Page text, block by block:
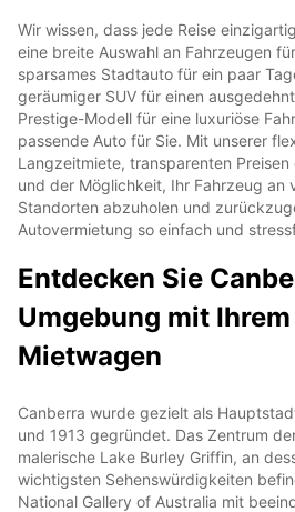
Wir wissen, dass jede Reise
eine breite Auswahl an Fahrzeugen
sparsames Stadtauto für ein paar
geräumiger SUV für einen
Prestige-Modell für eine luxuriöse
passende Auto für Sie. Mit unserer
Langzeitmiete, transparenten
und der Möglichkeit, Ihr Fahrzeug an
Standorten abzuholen und
Autovermietung so einfach und
Entdecken Sie
Umgebung mit
Mietwagen
Canberra wurde gezielt als
und 1913 gegründet. Das Zentrum
malerische Lake Burley Griffin, an
wichtigsten Sehenswürdigkeiten
National Gallery of Australia mit